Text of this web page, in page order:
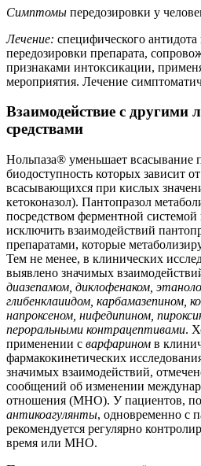
Симптомы передозировки у
Лечение: специфического
передозировки препарата,
признаками интоксикации,
мероприятия. Лечение
Взаимодействие с другими
средствами
Нольпаза® уменьшает всасывание
биодоступность которых зависит
всасывающихся при кислых
кетоконазол). Пантопразол
посредством ферментной
исключить взаимодействий
препаратами, которые
Тем не менее, в клинических
выявлено значимых
диазепамом, диклофенаком,
глибенклаиидом, карбамазепином,
напроксеном, нифедипином,
пероральными контрацептивами.
применении с варфарином в
фармакокинетических
значимых взаимодействий,
сообщений об изменении
отношения (МНО). У пациентов,
антикоагулянты, одновременно с
рекомендуется регулярно
время или МНО.